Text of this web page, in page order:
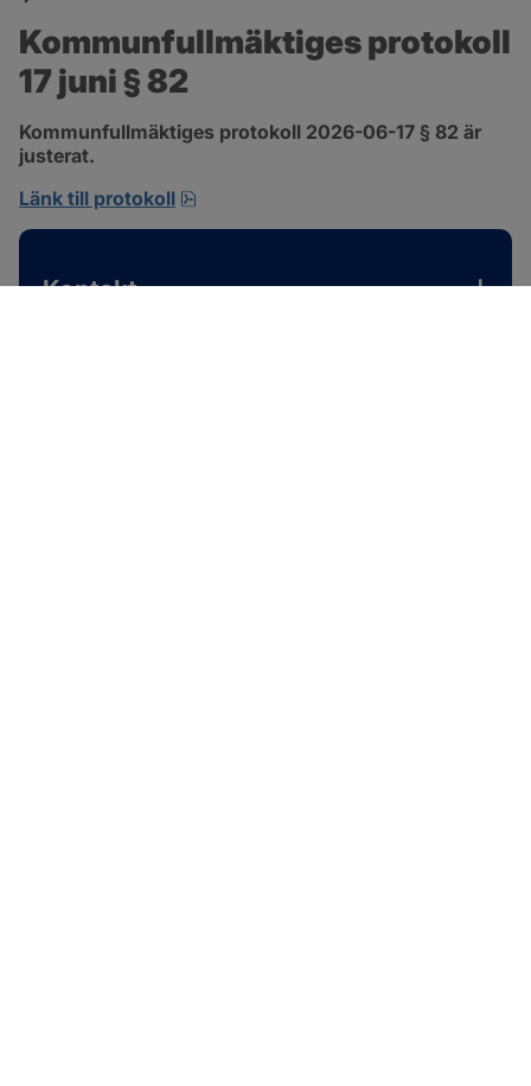
Kommunfullmäktiges protokoll
17 juni § 82
Kommunfullmäktiges protokoll 2026-06-17 § 82 är
justerat.
Länk till protokoll
Kontakt